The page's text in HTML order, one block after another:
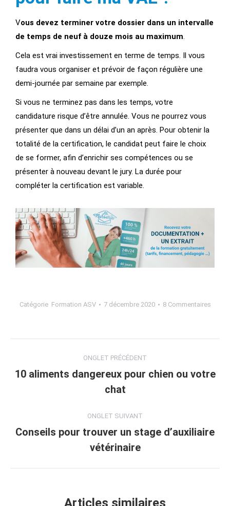
Vous devez terminer votre dossier dans un intervalle
de temps de neuf à douze mois au maximum.
Cela est vrai investissement en terme de temps. Il vous
faudra vous organiser et prévoir de façon régulière une
demi-journée par semaine par exemple.
Si vous ne terminez pas dans les temps, votre
candidature risque d’être annulée. Vous ne pourrez vous
présenter que dans un délai d’un an après. Pour obtenir la
totalité de la certification, le candidat peut faire le choix
de se former, afin d’enrichir ses compétences ou se
présenter à nouveau devant le jury. La durée pour
compléter la certification est variable.
Catégorie Formation ASV 7 décembre 2020 8 Commentaires
ONGLET PRÉCÉDENT
10 aliments dangereux pour chien ou votre
chat
ONGLET SUIVANT
Conseils pour trouver un stage d’auxiliaire
vétérinaire